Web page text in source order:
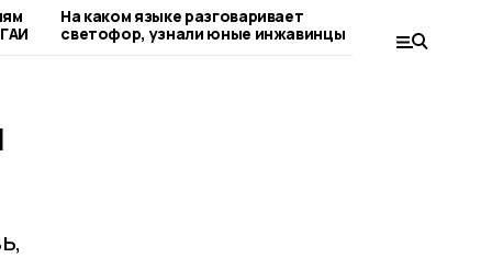
На каком языке разговаривает
светофор, узнали юные инжавинцы
бойцам